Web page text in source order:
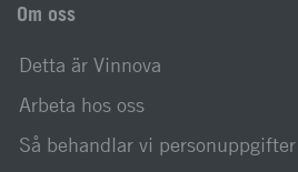
Om oss
Detta är Vinnova
Arbeta hos oss
Så behandlar vi personuppgifter